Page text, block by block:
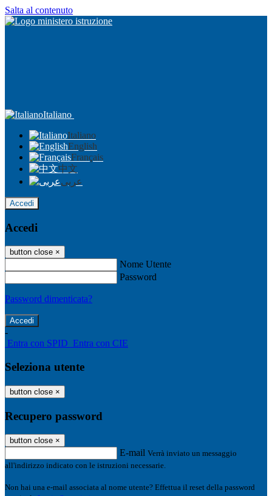
Salta al contenuto
Italiano
Italiano
English
Français
中文
عربى
Accedi
Accedi
button close ×
Nome Utente
Password
Password dimenticata?
-
Entra con SPID Entra con CIE
Seleziona utente
button close ×
Recupero password
button close ×
E-mail Verrà inviato un messaggio
all'indirizzo indicato con le istruzioni necessarie.
Non hai una e-mail associata al nome utente? Effettua il reset della password